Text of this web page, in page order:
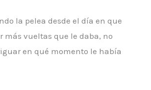
la pelea desde el día en que
más vueltas que le daba, no
en qué momento le había